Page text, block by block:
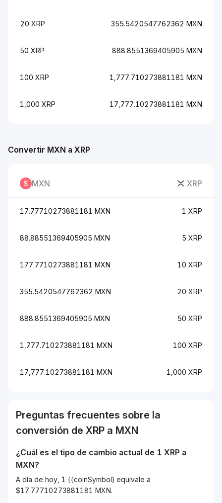
20 XRP 355.5420547762362 MXN
50 XRP 888.8551369405905 MXN
100 XRP 1,777.710273881181 MXN
1,000 XRP 17,777.10273881181 MXN
Convertir MXN a XRP
MXN XRP
17.77710273881181 MXN 1 XRP
88.88551369405905 MXN 5 XRP
177.7710273881181 MXN 10 XRP
355.5420547762362 MXN 20 XRP
888.8551369405905 MXN 50 XRP
1,777.710273881181 MXN 100 XRP
17,777.10273881181 MXN 1,000 XRP
Preguntas frecuentes sobre la
conversión de XRP a MXN
¿Cuál es el tipo de cambio actual de 1 XRP a
MXN?
A día de hoy, 1 {{coinSymbol} equivale a
$17.77710273881181 MXN.